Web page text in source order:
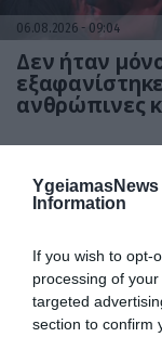
YgeiamasNews
Information
If you wish to opt-
processing of
targeted
section to confirm
06.08.2026 09:04
Δεν ήταν
ανθρώπινες